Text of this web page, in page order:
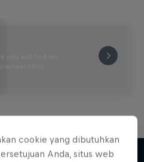
you will find an
wheel films,
cookie yang dibutuhkan
Anda, situs web